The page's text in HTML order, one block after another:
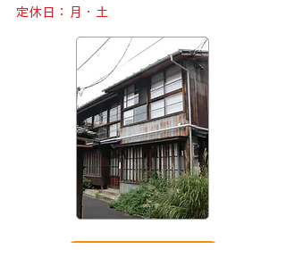
定休日：月・土